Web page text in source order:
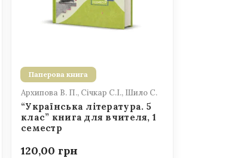
Паперова книга
Архипова В. П., Січкар С.І., Шило С.
“Українська література. 5
клас” книга для вчителя, 1
семестр
120,00